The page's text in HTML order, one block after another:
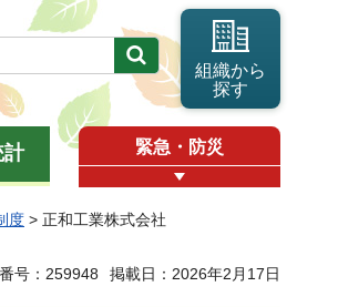
組織から
探す
計 緊急・防災
度 > 正和工業株式会社
号：259948 掲載日：2026年2月17日